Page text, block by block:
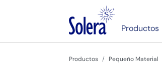
Productos
Productos Pequeño Material